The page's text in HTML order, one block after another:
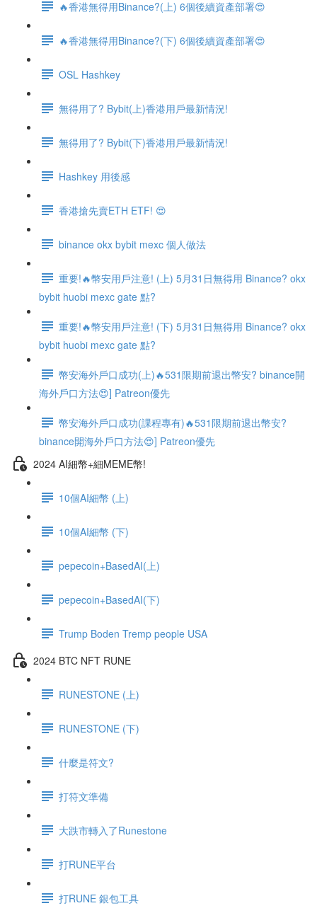
🔥香港無得用Binance?(上) 6個後續資產部署😍
🔥香港無得用Binance?(下) 6個後續資產部署😍
OSL Hashkey
無得用了? Bybit(上)香港用戶最新情況!
無得用了? Bybit(下)香港用戶最新情況!
Hashkey 用後感
香港搶先賣ETH ETF! 😍
binance okx bybit mexc 個人做法
重要!🔥幣安用戶注意! (上) 5月31日無得用 Binance? okx
bybit huobi mexc gate 點?
重要!🔥幣安用戶注意! (下) 5月31日無得用 Binance? okx
bybit huobi mexc gate 點?
幣安海外戶口成功(上)🔥531限期前退出幣安? binance開
海外戶口方法😍] Patreon優先
幣安海外戶口成功(課程專有)🔥531限期前退出幣安?
binance開海外戶口方法😍] Patreon優先
2024 AI細幣+細MEME幣!
10個AI細幣 (上)
10個AI細幣 (下)
pepecoin+BasedAI(上)
pepecoin+BasedAI(下)
Trump Boden Tremp people USA
2024 BTC NFT RUNE
RUNESTONE (上)
RUNESTONE (下)
什麼是符文?
打符文準備
大跌市轉入了Runestone
打RUNE平台
打RUNE 銀包工具